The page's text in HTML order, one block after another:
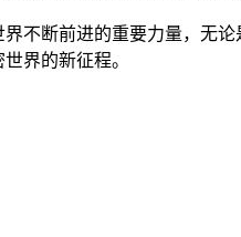
不断前进的重要力量，无
界的新征程。